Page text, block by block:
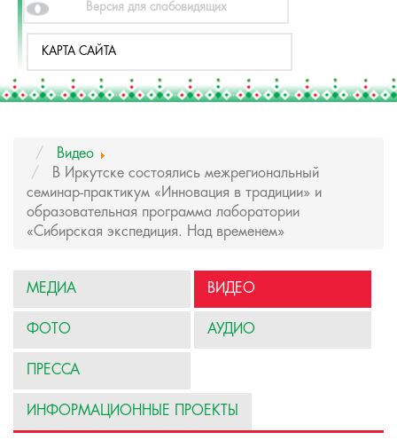
Версия для слабовидящих
КАРТА САЙТА
Видео
В Иркутске состоялись межрегиональный
семинар-практикум «Инновация в традиции» и
образовательная программа лаборатории
«Сибирская экспедиция. Над временем»
МЕДИА ВИДЕО
ФОТО АУДИО
ПРЕССА
ИНФОРМАЦИОННЫЕ ПРОЕКТЫ